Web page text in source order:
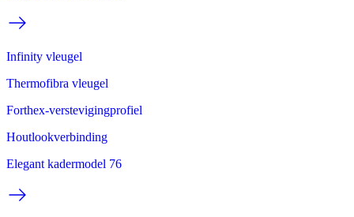
Infinity vleugel
Thermofibra vleugel
Forthex-verstevigingprofiel
Houtlookverbinding
Elegant kadermodel 76